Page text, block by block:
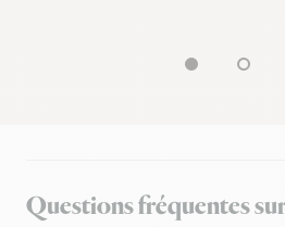
Questions fréquentes